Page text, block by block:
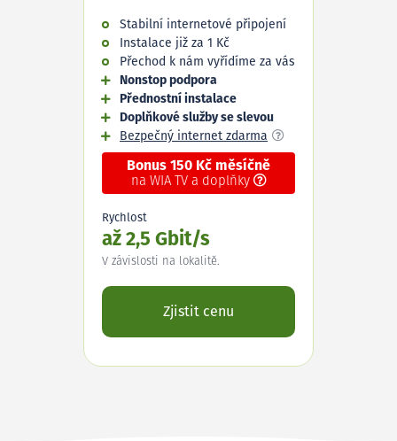
Stabilní internetové připojení
Instalace již za 1 Kč
Přechod k nám vyřídíme za vás
Nonstop podpora
Přednostní instalace
Doplňkové služby se slevou
Bezpečný internet zdarma
Bonus 150 Kč měsíčně
na WIA TV a doplňky
Rychlost
až 2,5 Gbit/s
V závislosti na lokalitě.
Zjistit cenu